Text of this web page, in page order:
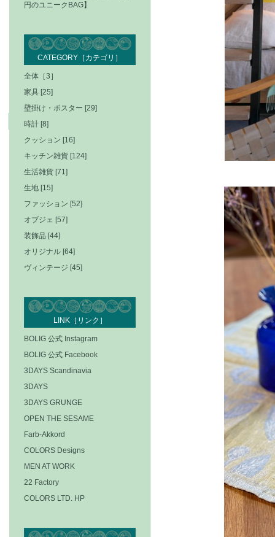
円のユニークBAG】
CATEGORY［カテゴリ］
全体［3］
家具 [25]
壁掛け・ポスター [29]
時計 [8]
クッション [16]
キッチン雑貨 [124]
生活雑貨 [71]
生地 [15]
ファッション [52]
オブジェ [57]
装飾品 [44]
オリジナル [64]
ヴィンテージ [45]
LINK［リンク］
BOLIG 公式 Instagram
BOLIG 公式 Facebook
3DAYS Scandinavia
3DAYS
3DAYS GRUNGE
OPEN THE SESAME
Farb-Akkord
COLORS Designs
MEN AT WORK
22 Factory
COLORS LTD. HP